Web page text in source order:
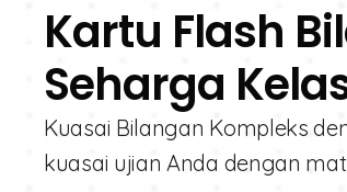
Kartu Flash
Seharga
Kuasai Bilangan Kompleks
kuasai ujian Anda dengan